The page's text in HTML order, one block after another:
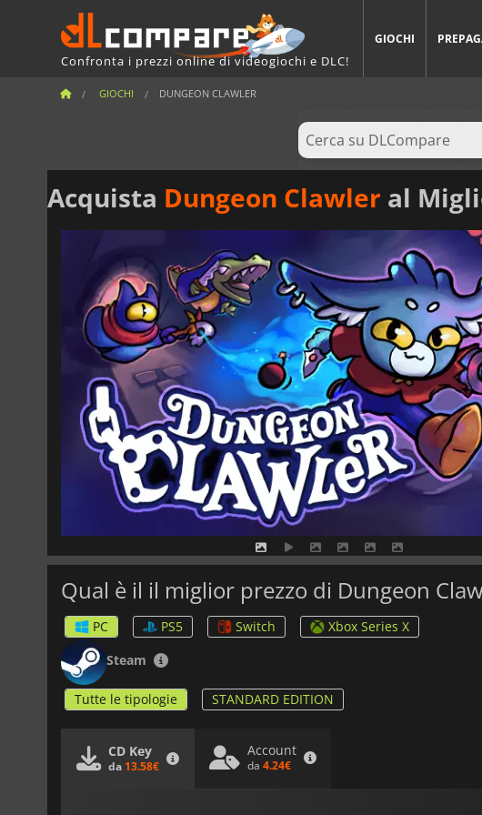
Confronta i prezzi online di videogiochi e DLC!
GIOCHI
GIOCHI DUNGEON CLAWLER
Acquista Dungeon Clawler al
Qual è il il miglior prezzo di Dungeon
PC PS5 Switch
Xbox Series X
Steam
Tutte le tipologie STANDARD EDITION
CD Key
da 13.58€
Account
da 4.24€